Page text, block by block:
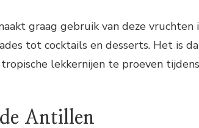
graag gebruik van deze vruchten
tot cocktails en desserts. Het is
lekkernijen te proeven tijdens
Antillen